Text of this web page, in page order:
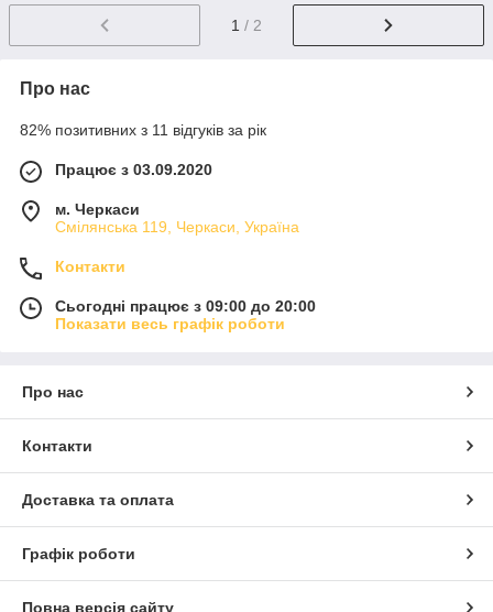
1 / 2
Про нас
82% позитивних з 11 відгуків за рік
Працює з 03.09.2020
м. Черкаси
Смілянська 119, Черкаси, Україна
Контакти
Сьогодні працює з 09:00 до 20:00
Показати весь графік роботи
Про нас
Контакти
Доставка та оплата
Графік роботи
Повна версія сайту